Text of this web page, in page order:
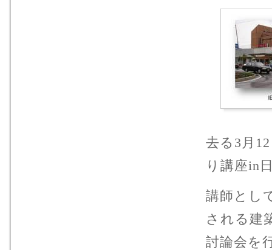
去る3月
り講座in
講師とし
される建
討論会を